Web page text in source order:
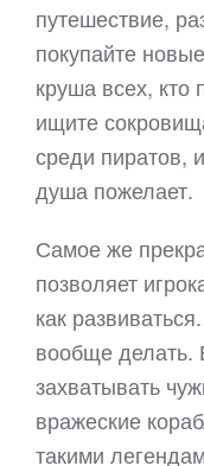
путешествие,
покупайте
круша всех, кто
ищите
среди пиратов,
душа пожелает.
Самое же
позволяет
как
вообще делать.
захватывать
вражеские
такими